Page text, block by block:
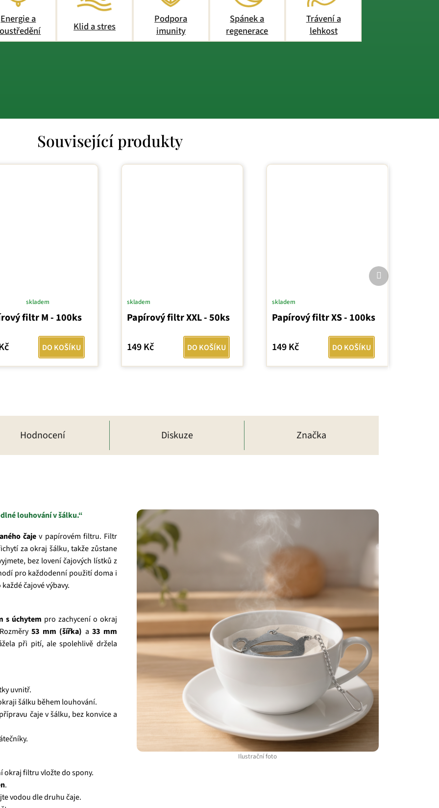
Energie a
Klid a stres
Podpora
imunity
Spánek a
regenerace
Trávení a
lehkost
Související produkty
filtr M - 100ks
skladem
DO KOŠÍKU
Papírový filtr XXL - 50ks
skladem
149 Kč DO KOŠÍKU
Papírový filtr XS - 100ks
skladem
149 Kč DO KOŠÍKU
Další
produkt
Hodnocení Diskuze Značka
Ilustrační foto
louhování v šálku.“
čaje v papírovém filtru. Filtr
za okraj šálku, takže zůstane
bez lovení čajových lístků z
pro každodenní použití doma i
čajové výbavy.
s úchytem pro zachycení o okraj
53 mm (šířka) a33 mm
při pití, ale spolehlivě držela
uvnitř.
šálku během louhování.
čaje v šálku, bez konvice a
okraj filtru vložte do spony.
.
vodou dle druhu čaje.